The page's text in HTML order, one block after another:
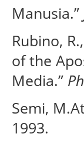
Manusia.”
Rubino,
of the
Media.”
Semi,
1993.